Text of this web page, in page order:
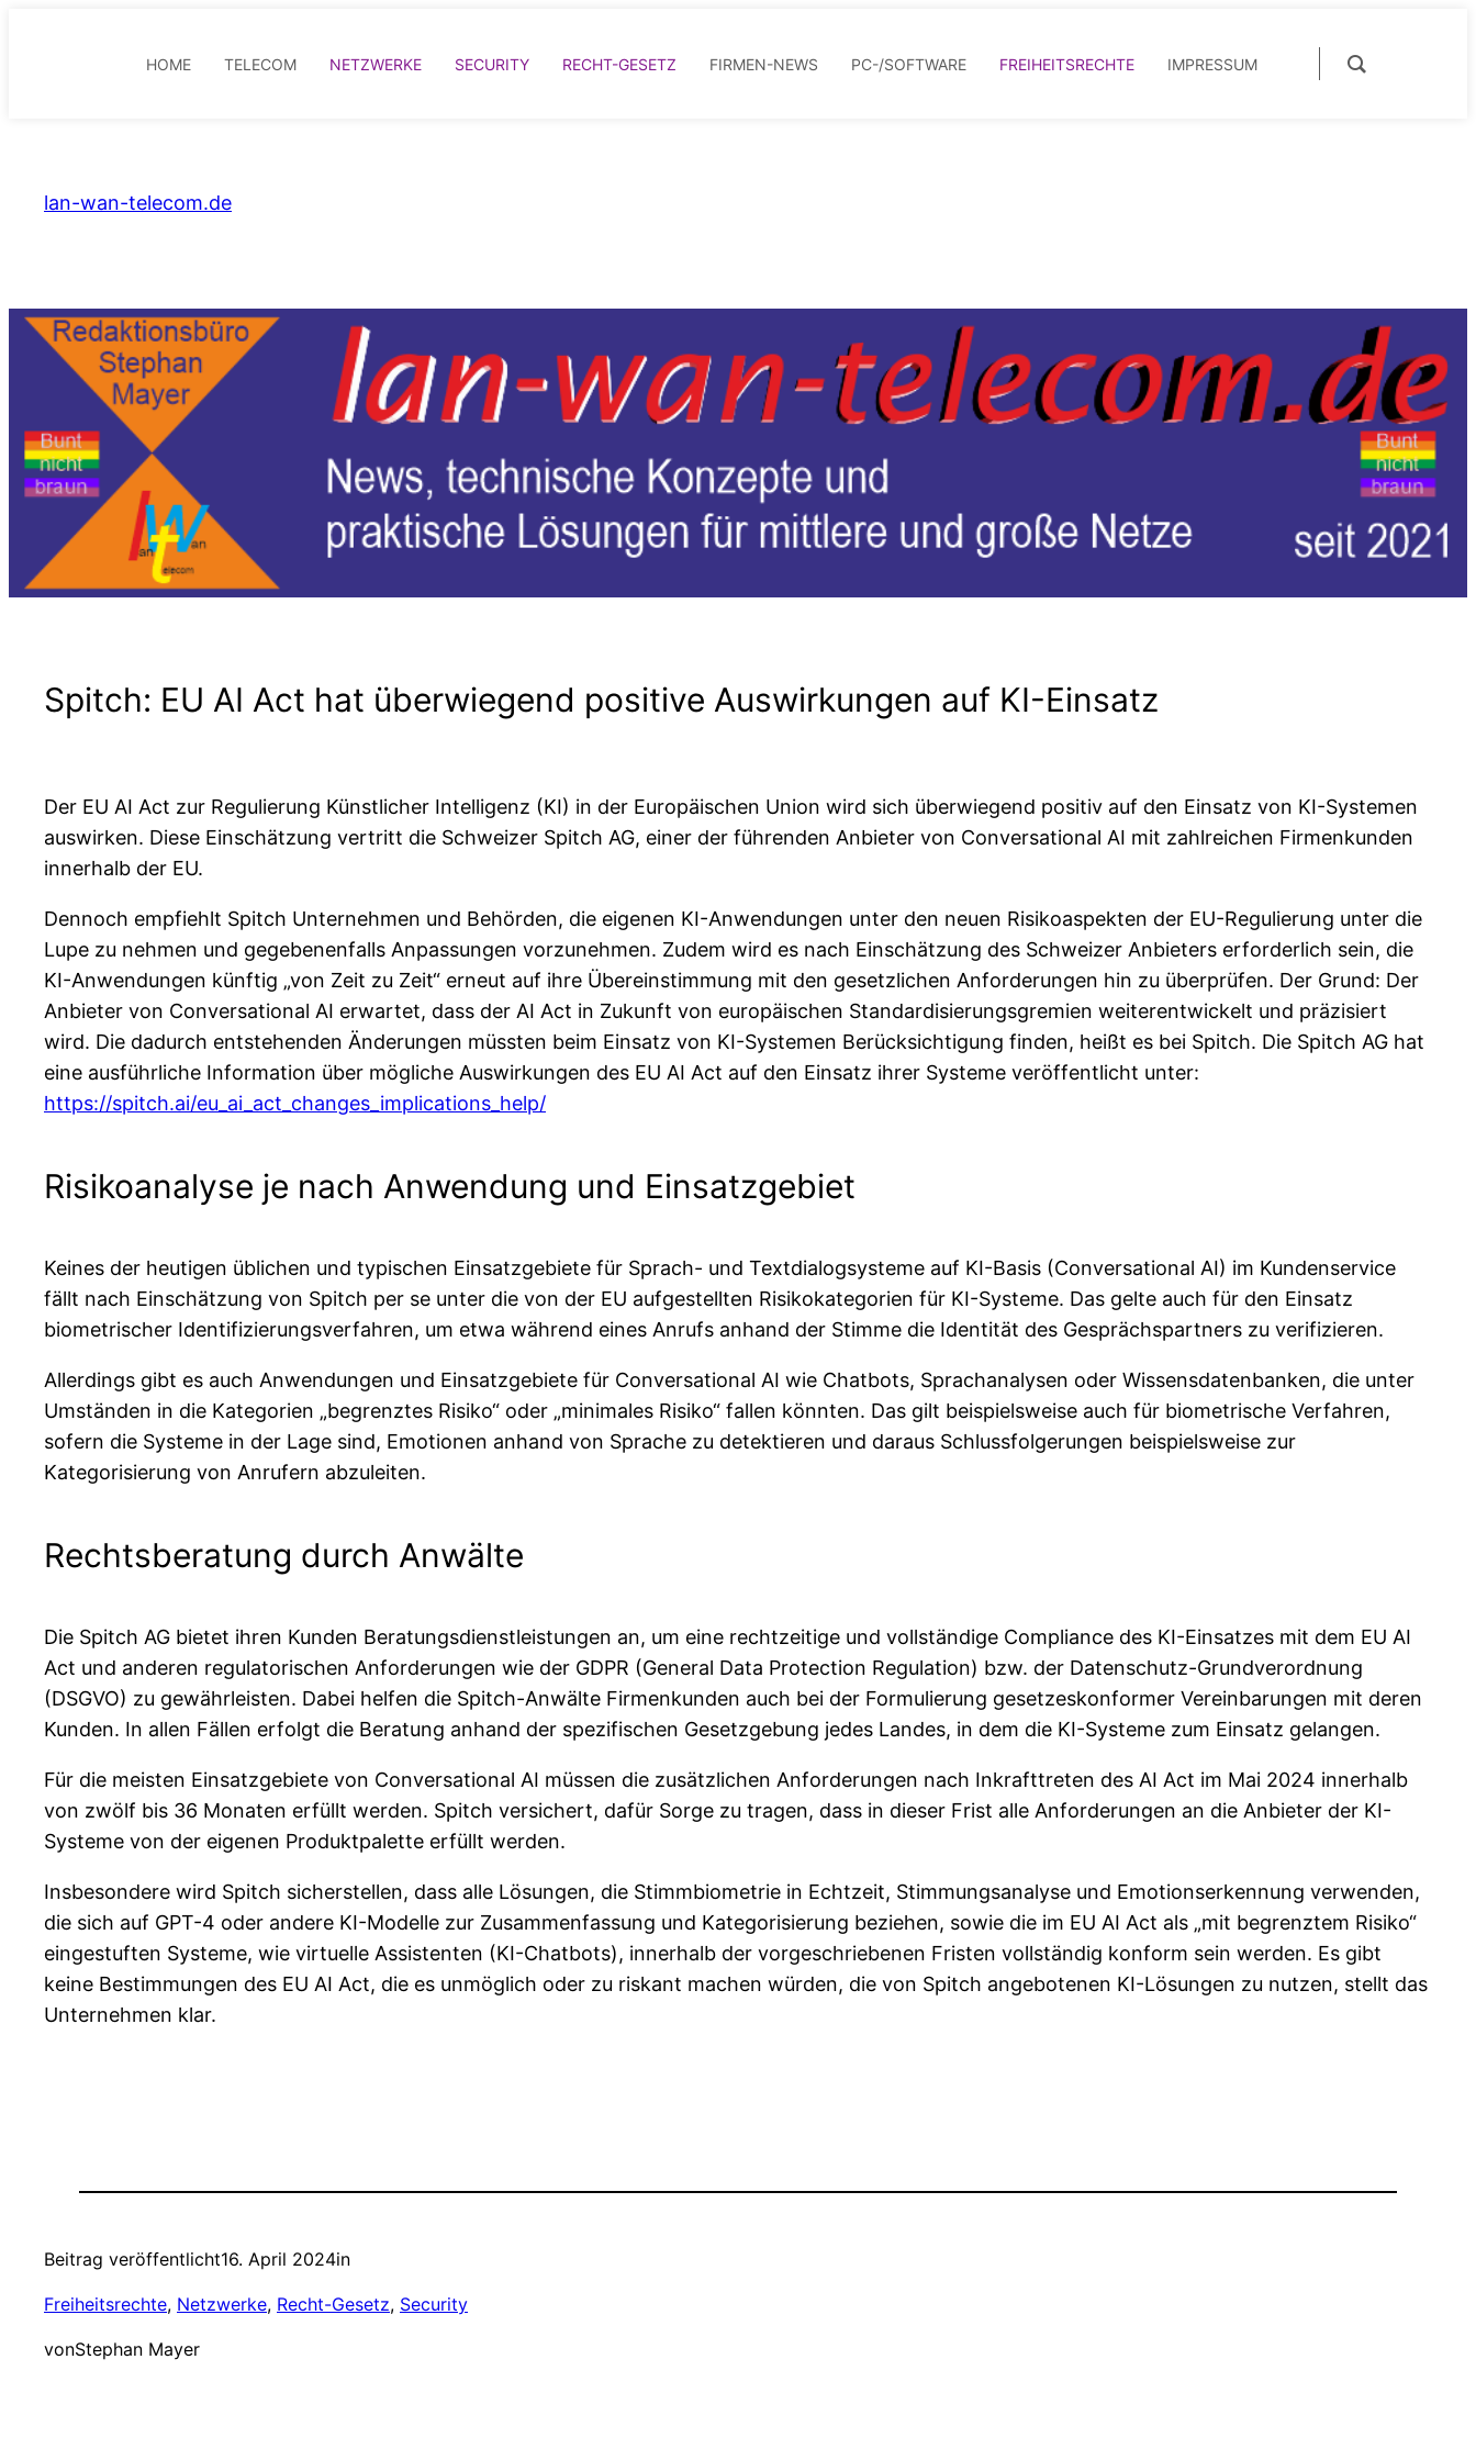
HOME TELECOM NETZWERKE SECURITY RECHT-GESETZ FIRMEN-NEWS PC-/SOFTWARE FREIHEITSRECHTE IMPRESSUM
springen
lan-wan-telecom.de
Spitch: EU AI Act hat überwiegend positive Auswirkungen auf KI-Einsatz
Der EU AI Act zur Regulierung Künstlicher Intelligenz (KI) in der Europäischen Union wird sich überwiegend positiv auf den Einsatz von KI-Systemen
auswirken. Diese Einschätzung vertritt die Schweizer Spitch AG, einer der führenden Anbieter von Conversational AI mit zahlreichen Firmenkunden
innerhalb der EU.
Dennoch empfiehlt Spitch Unternehmen und Behörden, die eigenen KI-Anwendungen unter den neuen Risikoaspekten der EU-Regulierung unter die
Lupe zu nehmen und gegebenenfalls Anpassungen vorzunehmen. Zudem wird es nach Einschätzung des Schweizer Anbieters erforderlich sein, die
KI-Anwendungen künftig „von Zeit zu Zeit“ erneut auf ihre Übereinstimmung mit den gesetzlichen Anforderungen hin zu überprüfen. Der Grund: Der
Anbieter von Conversational AI erwartet, dass der AI Act in Zukunft von europäischen Standardisierungsgremien weiterentwickelt und präzisiert
wird. Die dadurch entstehenden Änderungen müssten beim Einsatz von KI-Systemen Berücksichtigung finden, heißt es bei Spitch. Die Spitch AG hat
eine ausführliche Information über mögliche Auswirkungen des EU AI Act auf den Einsatz ihrer Systeme veröffentlicht unter:
https://spitch.ai/eu_ai_act_changes_implications_help/
Risikoanalyse je nach Anwendung und Einsatzgebiet
Keines der heutigen üblichen und typischen Einsatzgebiete für Sprach- und Textdialogsysteme auf KI-Basis (Conversational AI) im Kundenservice
fällt nach Einschätzung von Spitch per se unter die von der EU aufgestellten Risikokategorien für KI-Systeme. Das gelte auch für den Einsatz
biometrischer Identifizierungsverfahren, um etwa während eines Anrufs anhand der Stimme die Identität des Gesprächspartners zu verifizieren.
Allerdings gibt es auch Anwendungen und Einsatzgebiete für Conversational AI wie Chatbots, Sprachanalysen oder Wissensdatenbanken, die unter
Umständen in die Kategorien „begrenztes Risiko“ oder „minimales Risiko“ fallen könnten. Das gilt beispielsweise auch für biometrische Verfahren,
sofern die Systeme in der Lage sind, Emotionen anhand von Sprache zu detektieren und daraus Schlussfolgerungen beispielsweise zur
Kategorisierung von Anrufern abzuleiten.
Rechtsberatung durch Anwälte
Die Spitch AG bietet ihren Kunden Beratungsdienstleistungen an, um eine rechtzeitige und vollständige Compliance des KI-Einsatzes mit dem EU AI
Act und anderen regulatorischen Anforderungen wie der GDPR (General Data Protection Regulation) bzw. der Datenschutz-Grundverordnung
(DSGVO) zu gewährleisten. Dabei helfen die Spitch-Anwälte Firmenkunden auch bei der Formulierung gesetzeskonformer Vereinbarungen mit deren
Kunden. In allen Fällen erfolgt die Beratung anhand der spezifischen Gesetzgebung jedes Landes, in dem die KI-Systeme zum Einsatz gelangen.
Für die meisten Einsatzgebiete von Conversational AI müssen die zusätzlichen Anforderungen nach Inkrafttreten des AI Act im Mai 2024 innerhalb
von zwölf bis 36 Monaten erfüllt werden. Spitch versichert, dafür Sorge zu tragen, dass in dieser Frist alle Anforderungen an die Anbieter der KI-
Systeme von der eigenen Produktpalette erfüllt werden.
Insbesondere wird Spitch sicherstellen, dass alle Lösungen, die Stimmbiometrie in Echtzeit, Stimmungsanalyse und Emotionserkennung verwenden,
die sich auf GPT-4 oder andere KI-Modelle zur Zusammenfassung und Kategorisierung beziehen, sowie die im EU AI Act als „mit begrenztem Risiko“
eingestuften Systeme, wie virtuelle Assistenten (KI-Chatbots), innerhalb der vorgeschriebenen Fristen vollständig konform sein werden. Es gibt
keine Bestimmungen des EU AI Act, die es unmöglich oder zu riskant machen würden, die von Spitch angebotenen KI-Lösungen zu nutzen, stellt das
Unternehmen klar.
Beitrag veröffentlicht16. April 2024in
Freiheitsrechte, Netzwerke, Recht-Gesetz, Security
vonStephan Mayer